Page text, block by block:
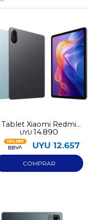
Tablet Xiaomi Redmi
Pad 2 4G 256GB 8GB
RAM
UYU 14.890
UYU 12.657